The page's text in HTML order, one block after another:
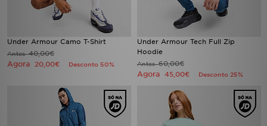
Under Armour Camo T-Shirt
Antes40,00€
Agora 20,00€ Desconto 50%
Under Armour Tech Full Zip
Hoodie
Antes60,00€
Agora 45,00€ Desconto 25%